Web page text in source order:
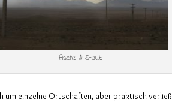
Asche & Staub
um einzelne Ortschaften, aber praktisch verließ